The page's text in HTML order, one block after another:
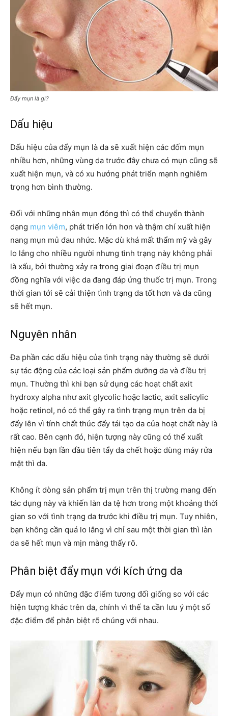
Đẩy mụn là gì?
Dấu hiệu
Dấu hiệu của đẩy mụn là da sẽ xuất hiện các đốm mụn
nhiều hơn, những vùng da trước đây chưa có mụn cũng sẽ
xuất hiện mụn, và có xu hướng phát triển mạnh nghiêm
trọng hơn bình thường.
Đối với những nhân mụn đóng thì có thể chuyển thành
dạng mụn viêm, phát triển lớn hơn và thậm chí xuất hiện
nang mụn mủ đau nhức. Mặc dù khá mất thẩm mỹ và gây
lo lắng cho nhiều người nhưng tình trạng này không phải
là xấu, bởi thường xảy ra trong giai đoạn điều trị mụn
đồng nghĩa với việc da đang đáp ứng thuốc trị mụn. Trong
thời gian tới sẽ cải thiện tình trạng da tốt hơn và da cũng
sẽ hết mụn.
Nguyên nhân
Đa phần các dấu hiệu của tình trạng này thường sẽ dưới
sự tác động của các loại sản phẩm dưỡng da và điều trị
mụn. Thường thì khi bạn sử dụng các hoạt chất axit
hydroxy alpha như axit glycolic hoặc lactic, axit salicylic
hoặc retinol, nó có thể gây ra tình trạng mụn trên da bị
đẩy lên vì tính chất thúc đẩy tái tạo da của hoạt chất này là
rất cao. Bên cạnh đó, hiện tượng này cũng có thể xuất
hiện nếu bạn lần đầu tiên tẩy da chết hoặc dùng máy rửa
mặt thì da.
Không ít dòng sản phẩm trị mụn trên thị trường mang đến
tác dụng này và khiến làn da tệ hơn trong một khoảng thời
gian so với tình trạng da trước khi điều trị mụn. Tuy nhiên,
bạn không cần quá lo lắng vì chỉ sau một thời gian thì làn
da sẽ hết mụn và mịn màng thấy rõ.
Phân biệt đẩy mụn với kích ứng da
Đẩy mụn có những đặc điểm tương đối giống so với các
hiện tượng khác trên da, chính vì thế ta cần lưu ý một số
đặc điểm để phân biệt rõ chúng với nhau.